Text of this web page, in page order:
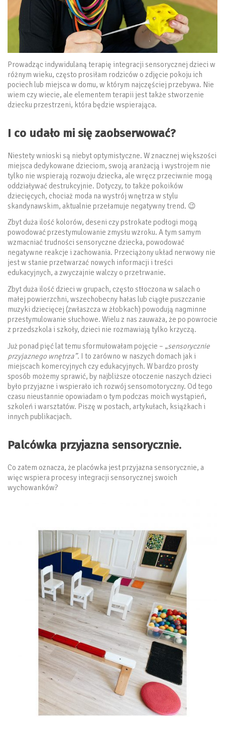
Prowadząc indywidulaną terapię integracji sensorycznej dzieci w
różnym wieku, często prosiłam rodziców o zdjęcie pokoju ich
pociech lub miejsca w domu, w którym najczęściej przebywa. Nie
wiem czy wiecie, ale elementem terapii jest także stworzenie
dziecku przestrzeni, która będzie wspierająca.
I co udało mi się zaobserwować?
Niestety wnioski są niebyt optymistyczne. W znacznej większości
miejsca dedykowane dzieciom, swoją aranżacją i wystrojem nie
tylko nie wspierają rozwoju dziecka, ale wręcz przeciwnie mogą
oddziaływać destrukcyjnie. Dotyczy, to także pokoików
dziecięcych, chociaż moda na wystrój wnętrza w stylu
skandynawskim, aktualnie przełamuje negatywny trend. 😉
Zbyt duża ilość kolorów, deseni czy pstrokate podłogi mogą
powodować przestymulowanie zmysłu wzroku. A tym samym
wzmacniać trudności sensoryczne dziecka, powodować
negatywne reakcje i zachowania. Przeciążony układ nerwowy nie
jest w stanie przetwarzać nowych informacji i treści
edukacyjnych, a zwyczajnie walczy o przetrwanie.
Zbyt duża ilość dzieci w grupach, często stłoczona w salach o
małej powierzchni, wszechobecny hałas lub ciągłe puszczanie
muzyki dziecięcej (zwłaszcza w żłobkach) powodują nagminne
przestymulowanie słuchowe. Wielu z nas zauważa, że po powrocie
z przedszkola i szkoły, dzieci nie rozmawiają tylko krzyczą.
Już ponad pięć lat temu sformułowałam pojęcie – „sensorycznie
przyjaznego wnętrza”. I to zarówno w naszych domach jak i
miejscach komercyjnych czy edukacyjnych. W bardzo prosty
sposób możemy sprawić, by najbliższe otoczenie naszych dzieci
było przyjazne i wspierało ich rozwój sensomotoryczny. Od tego
czasu nieustannie opowiadam o tym podczas moich wystąpień,
szkoleń i warsztatów. Piszę w postach, artykułach, książkach i
innych publikacjach.
Palcówka przyjazna sensorycznie.
Co zatem oznacza, że placówka jest przyjazna sensorycznie, a
więc wspiera procesy integracji sensorycznej swoich
wychowanków?